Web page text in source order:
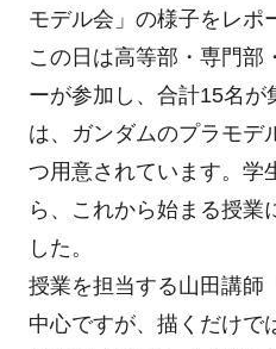
モデル会」の様子をレポ
この日は高等部・専門部
ーが参加し、合計15名が
は、ガンダムのプラモデ
つ用意されています。学
ら、これから始まる授業
した。
授業を担当する山田講師
中心ですが、描くだけで